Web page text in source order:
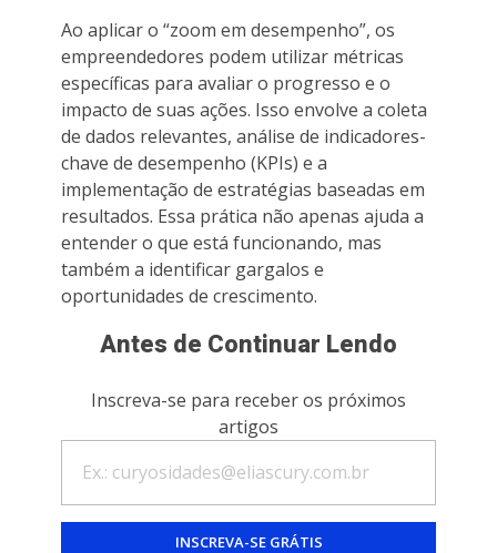
Ao aplicar o “zoom em desempenho”, os
empreendedores podem utilizar métricas
específicas para avaliar o progresso e o
impacto de suas ações. Isso envolve a coleta
de dados relevantes, análise de indicadores-
chave de desempenho (KPIs) e a
implementação de estratégias baseadas em
resultados. Essa prática não apenas ajuda a
entender o que está funcionando, mas
também a identificar gargalos e
oportunidades de crescimento.
Antes de Continuar Lendo
Inscreva-se para receber os próximos
artigos